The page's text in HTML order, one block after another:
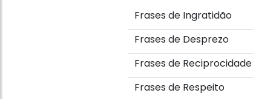
Frases de Ingratidão
Frases de Desprezo
Frases de Reciprocidade
Frases de Respeito